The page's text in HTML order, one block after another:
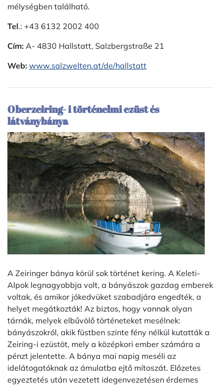
mélységben található.
Tel.: +43 6132 2002 400
Cím: A- 4830 Hallstatt, Salzbergstraße 21
Web: www.salzwelten.at/de/hallstatt
Oberzeiring- i történelmi ezüst és
látványbánya
A Zeiringer bánya körül sok történet kering. A Keleti-
Alpok legnagyobbja volt, a bányászok gazdag emberek
voltak, és amikor jókedvüket szabadjára engedték, a
helyet megátkozták! Az biztos, hogy vannak olyan
tárnák, melyek elbűvölő történeteket mesélnek:
bányászokról, akik füstben szinte fény nélkül kutatták a
Zeiring-i ezüstöt, mely a középkori ember számára a
pénzt jelentette. A bánya mai napig meséli az
idelátogatóknak az ámulatba ejtő mítoszát. Előzetes
egyeztetés után vezetett idegenvezetésen érdemes